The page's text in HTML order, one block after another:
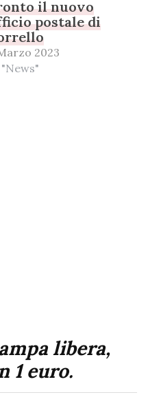
il nuovo
postale di
2023
libera,
1 euro.